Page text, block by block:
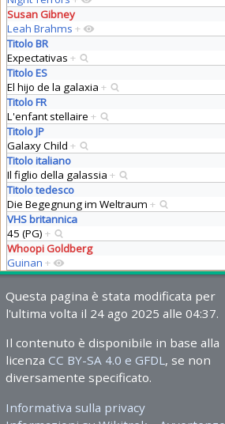
Susan Gibney
Leah Brahms +
Titolo BR
Expectativas +
Titolo ES
El hijo de la galaxia +
Titolo FR
L'enfant stellaire +
Titolo JP
Galaxy Child +
Titolo italiano
Il figlio della galassia +
Titolo tedesco
Die Begegnung im Weltraum +
VHS britannica
45 (PG) +
Whoopi Goldberg
Guinan +
Questa pagina è stata modificata per
l'ultima volta il 24 ago 2025 alle 04:37.
Il contenuto è disponibile in base alla
licenza CC BY-SA 4.0 e GFDL, se non
diversamente specificato.
Informativa sulla privacy